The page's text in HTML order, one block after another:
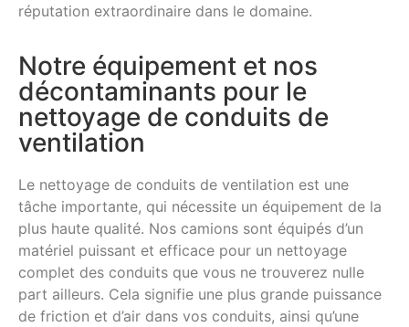
réputation extraordinaire dans le domaine.
Notre équipement et nos
décontaminants pour le
nettoyage de conduits de
ventilation
Le nettoyage de conduits de ventilation est une
tâche importante, qui nécessite un équipement de la
plus haute qualité. Nos camions sont équipés d’un
matériel puissant et efficace pour un nettoyage
complet des conduits que vous ne trouverez nulle
part ailleurs. Cela signifie une plus grande puissance
de friction et d’air dans vos conduits, ainsi qu’une